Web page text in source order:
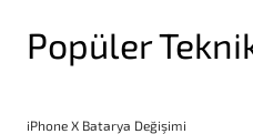
Popüler
iPhone X Batarya Değişimi